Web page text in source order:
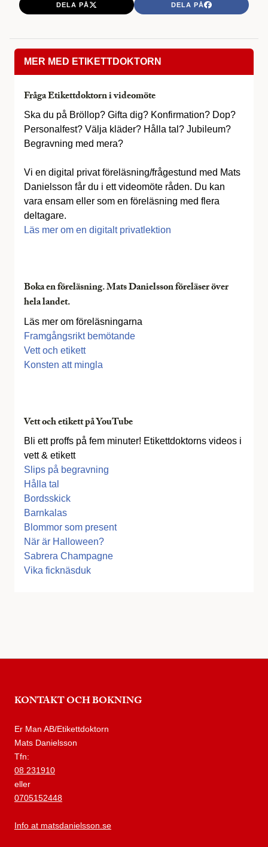
DELA PÅ DELA PÅ
MER MED ETIKETTDOKTORN
Fråga Etikettdoktorn i videomöte
Ska du på Bröllop? Gifta dig? Konfirmation? Dop?
Personalfest? Välja kläder? Hålla tal? Jubileum?
Begravning med mera?
Vi en digital privat föreläsning/frågestund med Mats
Danielsson får du i ett videomöte råden. Du kan
vara ensam eller som en föreläsning med flera
deltagare.
Läs mer om en digitalt privatlektion
Boka en föreläsning. Mats Danielsson föreläser över
hela landet.
Läs mer om föreläsningarna
Framgångsrikt bemötande
Vett och etikett
Konsten att mingla
Vett och etikett på YouTube
Bli ett proffs på fem minuter! Etikettdoktorns videos i
vett & etikett
Slips på begravning
Hålla tal
Bordsskick
Barnkalas
Blommor som present
När är Halloween?
Sabrera Champagne
Vika ficknäsduk
KONTAKT OCH BOKNING
Er Man AB/Etikettdoktorn
Mats Danielsson
Tfn:
08 231910
eller
0705152448
Info at matsdanielsson.se